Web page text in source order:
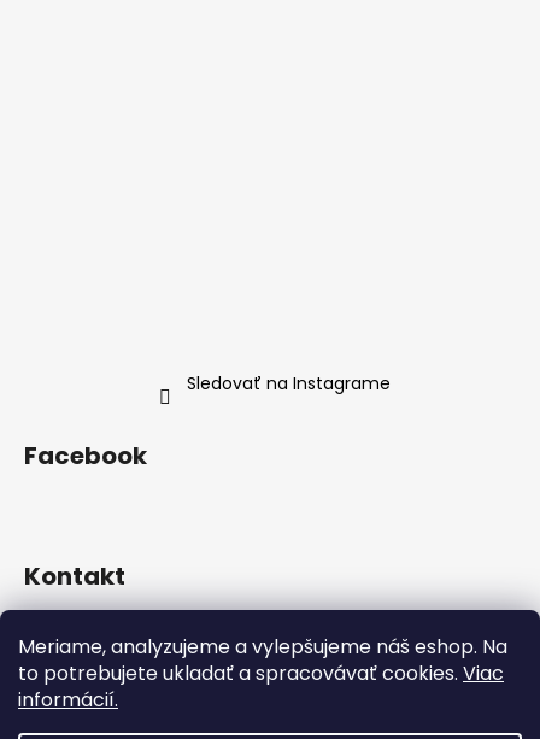
Meriame, analyzujeme a vylepšujeme náš eshop. Na
to potrebujete ukladať a spracovávať cookies. Viac
informácií.
Sledovať na Instagrame
Facebook
Kontakt
+420 702 114 113
Neness Official SK
neness_czsk/